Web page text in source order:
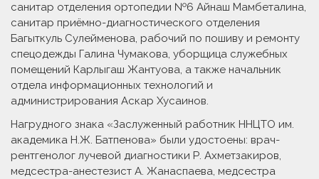
санитар отделения ортопедии №6 Айнаш Мамбеталина,
санитар приёмно-диагностического отделения
Багыткуль Сулейменова, рабочий по пошиву и ремонту
спецодежды Галина Чумакова, уборщица служебных
помещений Карлыгаш Жантуова, а также начальник
отдела информационных технологий и
администрирования Аскар Хусаинов.
Нагрудного знака «Заслуженный работник ННЦТО им.
академика Н.Ж. Батпенова» были удостоены: врач-
рентгенолог лучевой диагностики Р. Ахметзакиров,
медсестра-анестезист А. Жанаспаева, медсестра